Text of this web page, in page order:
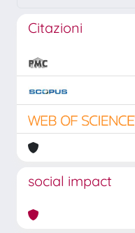
Citazioni
social impact